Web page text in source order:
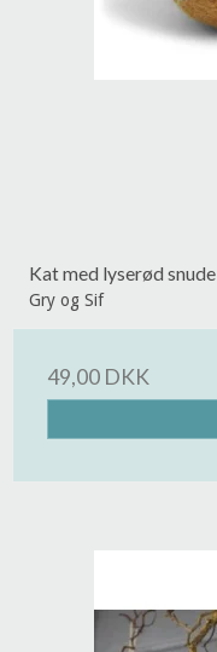
Kat med lyserød snude
Gry og Sif
49,00 DKK